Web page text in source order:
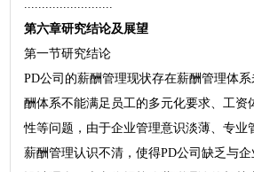
第六章研究结论及展望
第一节研究结论
PD公司的薪酬管理现状存在薪酬管理体
酬体系不能满足员工的多元化要求、工资
性等问题，由于企业管理意识淡薄、专业
薪酬管理认识不清，使得PD公司缺乏与